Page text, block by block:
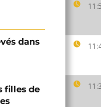
dans
filles de